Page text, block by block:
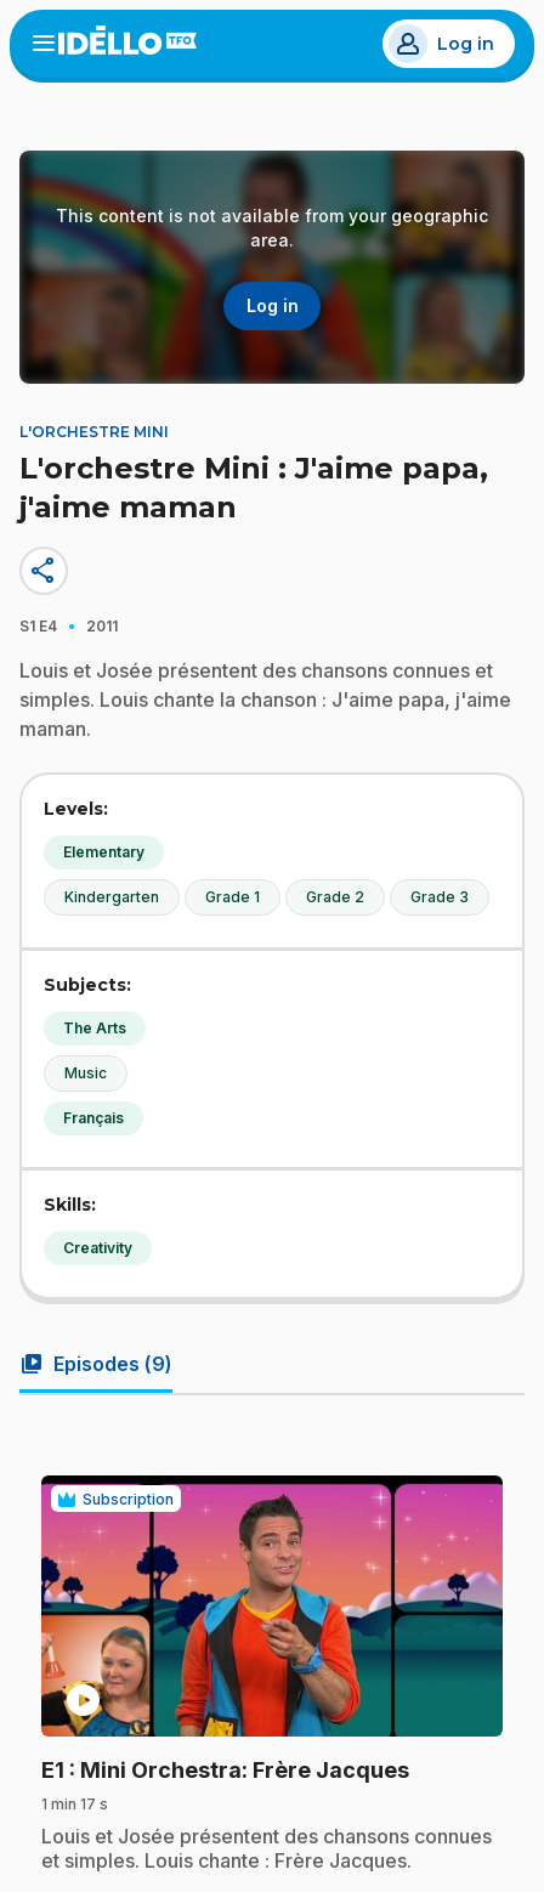
Skip
to
main
Open
menu
Log in
This content is not available from your geographic
area.
Log in
L'ORCHESTRE MINI
L'orchestre Mini : J'aime papa,
j'aime maman
share
S1 E4 · 2011
Louis et Josée présentent des chansons connues et
simples. Louis chante la chanson : J'aime papa, j'aime
maman.
Levels:
Elementary
Kindergarten Grade 1 Grade 2 Grade 3
Subjects:
The Arts
Music
Français
Skills:
Creativity
video_library Episodes (9)
Subscription
play_circle
E1 : Mini Orchestra: Frère Jacques.
1 min 17 s
.Louis et Josée présentent des chansons connues
et simples. Louis chante : Frère Jacques.